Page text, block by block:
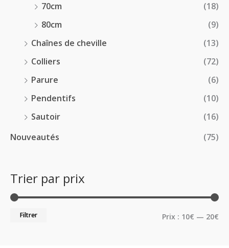
70cm
(18)
80cm
(9)
Chaînes de cheville
(13)
Colliers
(72)
Parure
(6)
Pendentifs
(10)
Sautoir
(16)
Nouveautés
(75)
Trier par prix
Filtrer Prix : 10€ — 20€